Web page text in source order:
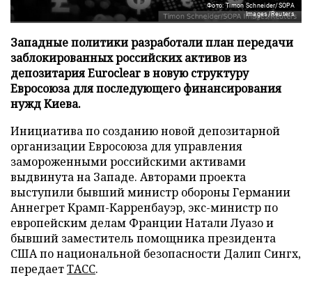
Фото: Timon Schneider/SOPA
Images/Reuters
Западные политики разработали план передачи
заблокированных российских активов из
депозитария Euroclear в новую структуру
Евросоюза для последующего финансирования
нужд Киева.
Инициатива по созданию новой депозитарной
организации Евросоюза для управления
замороженными российскими активами
выдвинута на Западе. Авторами проекта
выступили бывший министр обороны Германии
Аннегрет Крамп-Карренбауэр, экс-министр по
европейским делам Франции Натали Луазо и
бывший заместитель помощника президента
США по национальной безопасности Далип Сингх,
передаетТАСС.